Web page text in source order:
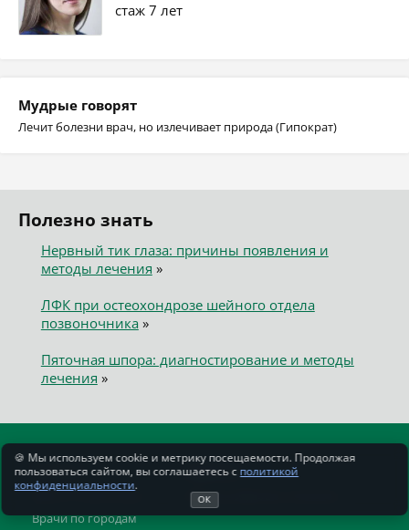
стаж 7 лет
Мудрые говорят
Лечит болезни врач, но излечивает природа (Гипократ)
Полезно знать
Нервный тик глаза: причины появления и
методы лечения »
ЛФК при остеохондрозе шейного отдела
позвоночника»
Пяточная шпора: диагностирование и методы
лечения »
Каталог
Врачи по регионам
Врачи по городам
Сервисы
ИИ-расшифровка анализов
🍪 Мы используем cookie и метрику посещаемости. Продолжая
пользоваться сайтом, вы соглашаетесь с политикой
конфиденциальности.
ОК